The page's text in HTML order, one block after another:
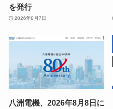
を発行
2026年8月7日
八洲電機、2026年8月8日に